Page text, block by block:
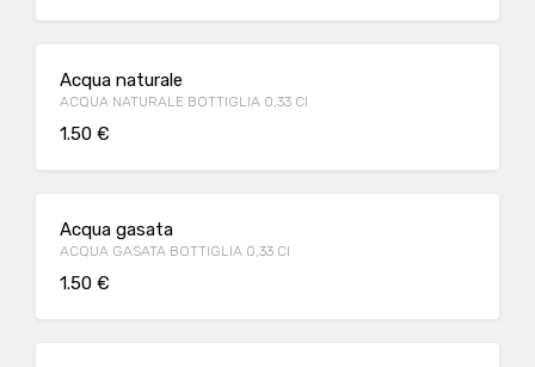
Acqua naturale
ACQUA NATURALE BOTTIGLIA 0,33 Cl
1.50 €
Acqua gasata
ACQUA GASATA BOTTIGLIA 0,33 Cl
1.50 €